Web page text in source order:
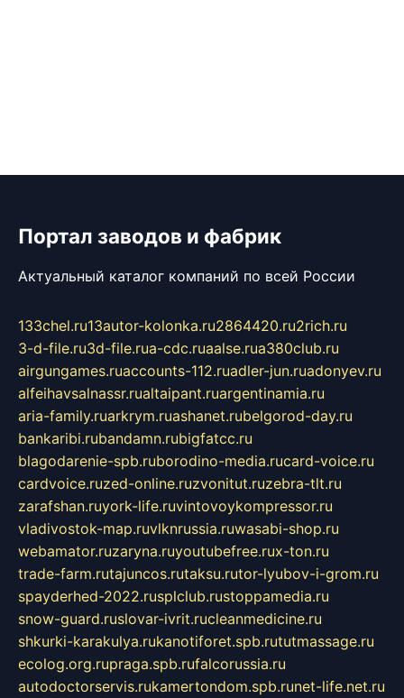
Портал заводов и фабрик
Актуальный каталог компаний по всей России
133chel.ru13autor-kolonka.ru2864420.ru2rich.ru
3-d-file.ru3d-file.rua-cdc.ruaalse.rua380club.ru
airgungames.ruaccounts-112.ruadler-jun.ruadonyev.ru
alfeihavsalnassr.rualtaipant.ruargentinamia.ru
aria-family.ruarkrym.ruashanet.rubelgorod-day.ru
bankaribi.rubandamn.rubigfatcc.ru
blagodarenie-spb.ruborodino-media.rucard-voice.ru
cardvoice.ruzed-online.ruzvonitut.ruzebra-tlt.ru
zarafshan.ruyork-life.ruvintovoykompressor.ru
vladivostok-map.ruvlknrussia.ruwasabi-shop.ru
webamator.ruzaryna.ruyoutubefree.rux-ton.ru
trade-farm.rutajuncos.rutaksu.rutor-lyubov-i-grom.ru
spayderhed-2022.rusplclub.rustoppamedia.ru
snow-guard.ruslovar-ivrit.rucleanmedicine.ru
shkurki-karakulya.rukanotiforet.spb.rututmassage.ru
ecolog.org.rupraga.spb.rufalcorussia.ru
autodoctorservis.rukamertondom.spb.runet-life.net.ru